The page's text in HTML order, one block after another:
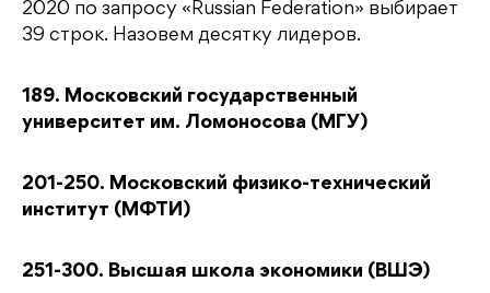
2020 по запросу «Russian Federation» выбирает
39 строк. Назовем десятку лидеров.
189. Московский государственный
университет им. Ломоносова (МГУ)
201-250. Московский физико-технический
институт (МФТИ)
251-300. Высшая школа экономики (ВШЭ)